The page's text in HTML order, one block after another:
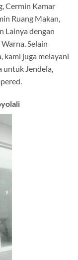
Cermin Kamar
Ruang Makan,
Lainya dengan
Selain
kami juga melayani
untuk Jendela,